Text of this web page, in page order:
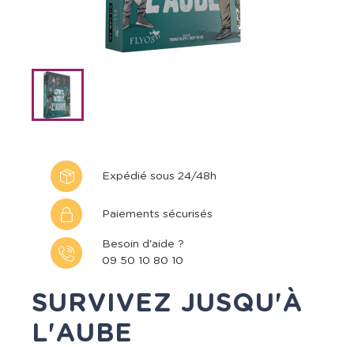
Expédié sous 24/48h
Paiements sécurisés
Besoin d'aide ?
09 50 10 80 10
SURVIVEZ JUSQU'À
L'AUBE